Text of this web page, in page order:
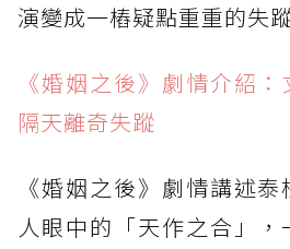
演變成一樁疑點重重的失
《婚姻之後》劇情介紹
隔天離奇失蹤
《婚姻之後》劇情講述
人眼中的「天作之合」